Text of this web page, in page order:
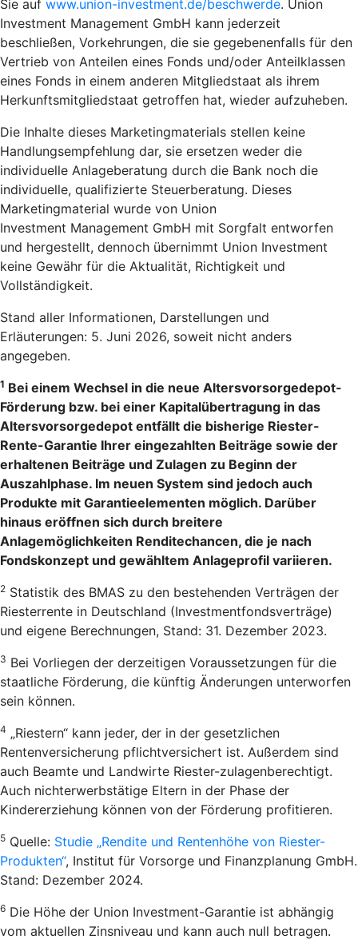
Sie auf www.union-investment.de/beschwerde. Union
Investment Management GmbH kann jederzeit
beschließen, Vorkehrungen, die sie gegebenenfalls für den
Vertrieb von Anteilen eines Fonds und/oder Anteilklassen
eines Fonds in einem anderen Mitgliedstaat als ihrem
Herkunftsmitgliedstaat getroffen hat, wieder aufzuheben.
Die Inhalte dieses Marketingmaterials stellen keine
Handlungsempfehlung dar, sie ersetzen weder die
individuelle Anlageberatung durch die Bank noch die
individuelle, qualifizierte Steuerberatung. Dieses
Marketingmaterial wurde von Union
Investment Management GmbH mit Sorgfalt entworfen
und hergestellt, dennoch übernimmt Union Investment
keine Gewähr für die Aktualität, Richtigkeit und
Vollständigkeit.
Stand aller Informationen, Darstellungen und
Erläuterungen: 5. Juni 2026, soweit nicht anders
angegeben.
1 Bei einem Wechsel in die neue Altersvorsorgedepot-
Förderung bzw. bei einer Kapitalübertragung in das
Altersvorsorgedepot entfällt die bisherige Riester-
Rente-Garantie Ihrer eingezahlten Beiträge sowie der
erhaltenen Beiträge und Zulagen zu Beginn der
Auszahlphase. Im neuen System sind jedoch auch
Produkte mit Garantieelementen möglich. Darüber
hinaus eröffnen sich durch breitere
Anlagemöglichkeiten Renditechancen, die je nach
Fondskonzept und gewähltem Anlageprofil variieren.
2 Statistik des BMAS zu den bestehenden Verträgen der
Riesterrente in Deutschland (Investmentfondsverträge)
und eigene Berechnungen, Stand: 31. Dezember 2023.
3 Bei Vorliegen der derzeitigen Voraussetzungen für die
staatliche Förderung, die künftig Änderungen unterworfen
sein können.
4 „Riestern“ kann jeder, der in der gesetzlichen
Rentenversicherung pflichtversichert ist. Außerdem sind
auch Beamte und Landwirte Riester-zulagenberechtigt.
Auch nichterwerbstätige Eltern in der Phase der
Kindererziehung können von der Förderung profitieren.
5 Quelle: Studie „Rendite und Rentenhöhe von Riester-
Produkten“, Institut für Vorsorge und Finanzplanung GmbH.
Stand: Dezember 2024.
6 Die Höhe der Union Investment-Garantie ist abhängig
vom aktuellen Zinsniveau und kann auch null betragen.